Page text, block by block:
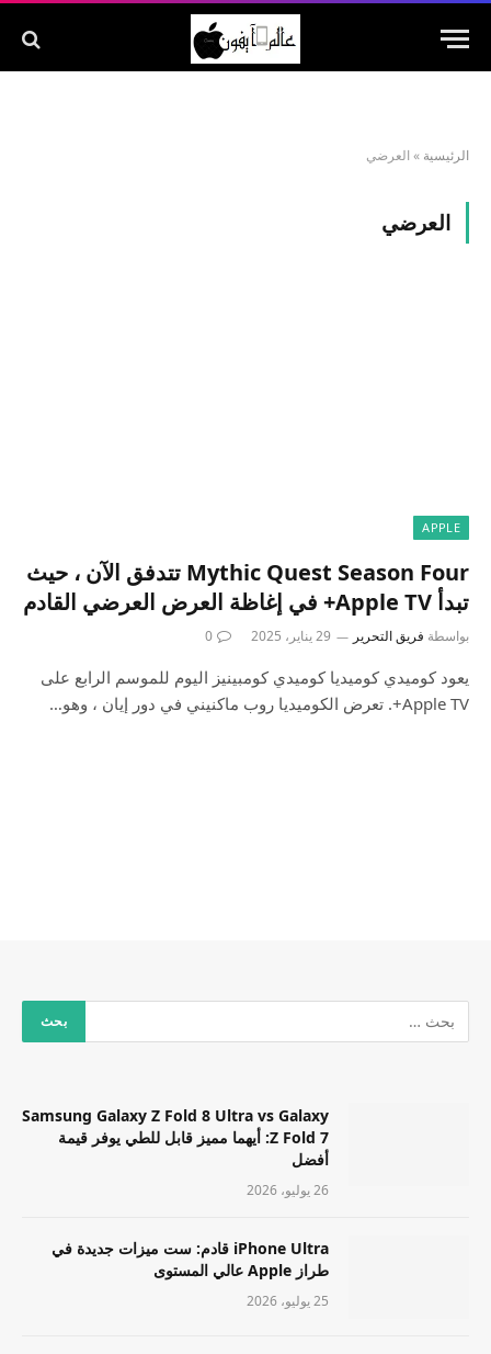
الرئيسية » العرضي
العرضي
APPLE
Mythic Quest Season Four تتدفق الآن ، حيث
تبدأ Apple TV+ في إغاظة العرض العرضي القادم
بواسطة فريق التحرير 29 يناير، 2025 0
يعود كوميدي كوميديا ​​كوميدي كومبينيز اليوم للموسم الرابع على
Apple TV+. تعرض الكوميديا ​​روب ماكنيني في دور إيان ، وهو…
Samsung Galaxy Z Fold 8 Ultra vs Galaxy
Z Fold 7: أيهما مميز قابل للطي يوفر قيمة
أفضل
26 يوليو، 2026
iPhone Ultra قادم: ست ميزات جديدة في
طراز Apple عالي المستوى
25 يوليو، 2026